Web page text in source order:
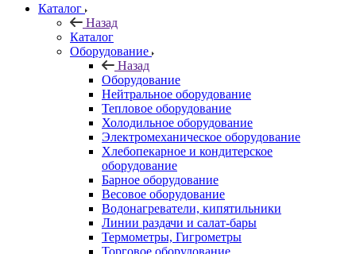
Каталог
Назад
Каталог
Оборудование
Назад
Оборудование
Нейтральное оборудование
Тепловое оборудование
Холодильное оборудование
Электромеханическое оборудование
Хлебопекарное и кондитерское
оборудование
Барное оборудование
Весовое оборудование
Водонагреватели, кипятильники
Линии раздачи и салат-бары
Термометры, Гигрометры
Торговое оборудование